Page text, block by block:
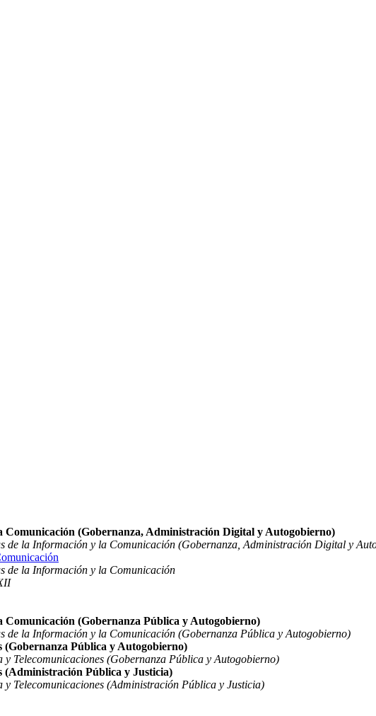
Comunicación (Gobernanza, Administración Digital y Autogobierno)
de la Información y la Comunicación (Gobernanza, Administración Digital y
de la Información y la Comunicación
(Gobernanza Pública y Autogobierno)
de la Información y la Comunicación (Gobernanza Pública y Autogobierno)
(Gobernanza Pública y Autogobierno)
Telecomunicaciones (Gobernanza Pública y Autogobierno)
(Administración Pública y Justicia)
Telecomunicaciones (Administración Pública y Justicia)